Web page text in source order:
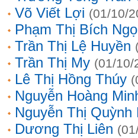
Võ Viết Lợi (01/10/
Phạm Thị Bích
Trần Thị Lệ Huyền
Trần Thị My (01/10/
Lê Thị Hồng Thúy
Nguyễn Hoàng
Nguyễn Thị Quỳnh
Dương Thị Liên